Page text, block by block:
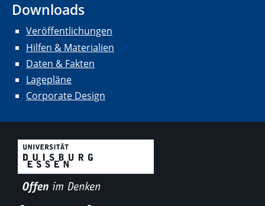
Downloads
Veröffentlichungen
Hilfen & Materialien
Daten & Fakten
Lagepläne
Corporate Design